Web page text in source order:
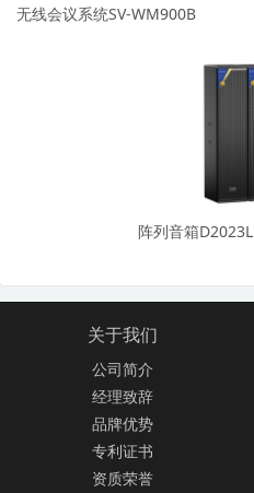
无线会议系统SV-WM900B
阵列音箱D2023L
关于我们
公司简介
经理致辞
品牌优势
专利证书
资质荣誉